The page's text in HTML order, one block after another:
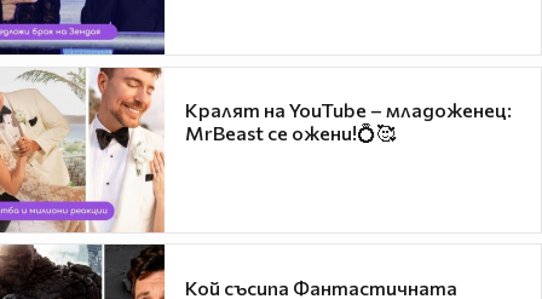
Кралят на YouTube – младоженец:
MrBeast се ожени!💍🥰
Кой съсипа Фантастичната